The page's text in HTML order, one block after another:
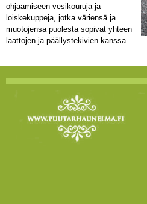
ohjaamiseen vesikouruja ja
loiskekuppeja, jotka väriensä ja
muotojensa puolesta sopivat yhteen
laattojen ja päällystekivien kanssa.